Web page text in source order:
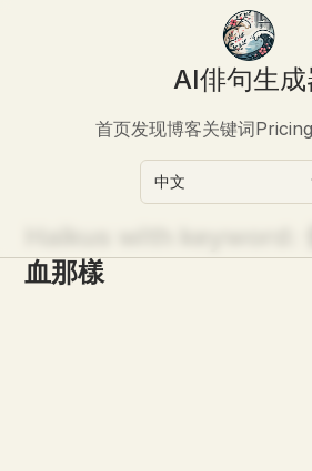
AI俳句生成
首页发现博客关键词Pricing
中文
血那樣